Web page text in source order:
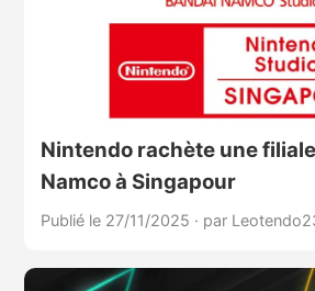
Nintendo rachète une
Namco à Singapour
Publié le 27/11/2025 · par